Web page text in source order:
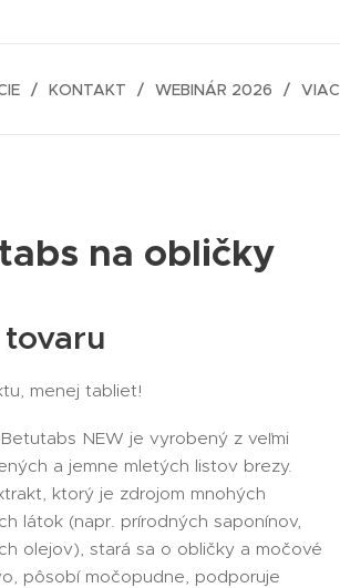
KONTAKT WEBINÁR 2026 VIAC
na obličky
menej tabliet!
NEW je vyrobený z veľmi
a jemne mletých listov brezy.
ktorý je zdrojom mnohých
látok (napr. prírodných saponínov,
olejov), stará sa o obličky a močové
pôsobí močopudne, podporuje